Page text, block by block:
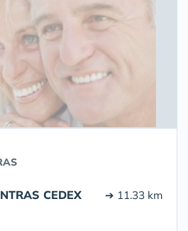
CEDEX ➔ 11.33 km